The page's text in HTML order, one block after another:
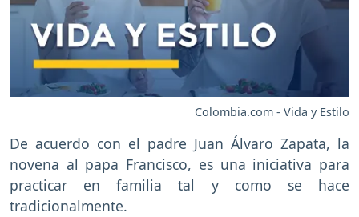
Colombia.com - Vida y Estilo
De acuerdo con el padre Juan Álvaro Zapata, la
novena al papa Francisco, es una iniciativa para
practicar en familia tal y como se hace
tradicionalmente.